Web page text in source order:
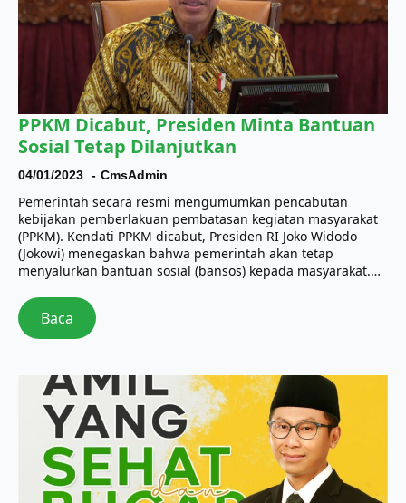
PPKM Dicabut, Presiden Minta Bantuan
Sosial Tetap Dilanjutkan
04/01/2023 CmsAdmin
Pemerintah secara resmi mengumumkan pencabutan
kebijakan pemberlakuan pembatasan kegiatan masyarakat
(PPKM). Kendati PPKM dicabut, Presiden RI Joko Widodo
(Jokowi) menegaskan bahwa pemerintah akan tetap
menyalurkan bantuan sosial (bansos) kepada masyarakat.…
Baca